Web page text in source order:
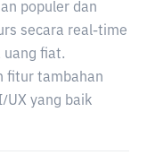
populer dan
secara real-time
uang fiat.
fitur tambahan
UX yang baik